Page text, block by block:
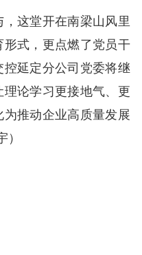
这堂开在南梁山风里
式，更点燃了党员干
延定分公司党委将继
论学习更接地气、更
为推动企业高质量发展